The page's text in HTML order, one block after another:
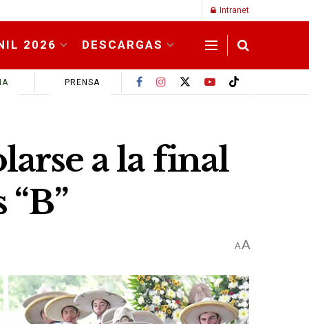
Intranet
2026 DESCARGAS
PRENSA
a la final
AA